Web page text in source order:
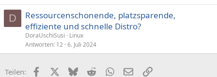
p
D
Ressourcenschonende, platzsparende,
effiziente und schnelle Distro?
DoraUschiSusi
Linux
Antworten 12 6. Juli 2024
Teilen: FacebookX (Twitter)
BlueskyRedditWhatsApp
E-MailLink